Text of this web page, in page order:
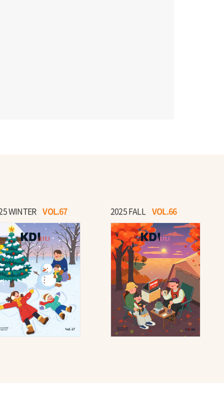
WINTER VOL.67 2025 FALL VOL.66